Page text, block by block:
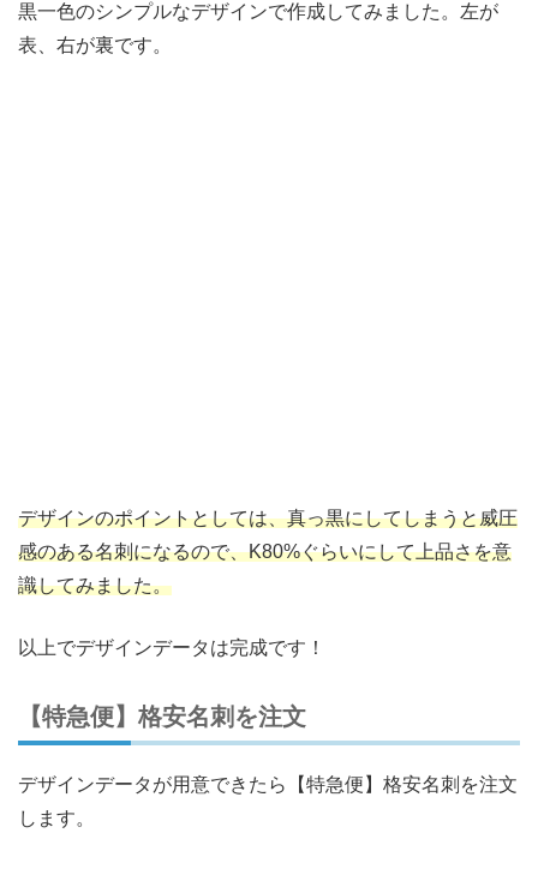
黒一色のシンプルなデザインで作成してみました。左が
表、右が裏です。
デザインのポイントとしては、真っ黒にしてしまうと威圧
感のある名刺になるので、K80%ぐらいにして上品さを意
識してみました。
以上でデザインデータは完成です！
【特急便】格安名刺を注文
デザインデータが用意できたら【特急便】格安名刺を注文
します。